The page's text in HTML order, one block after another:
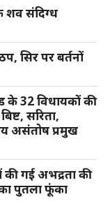
शव संदिग्ध
सिर पर बर्तनों
के 32 विधायकों की
सरिता,
असंतोष प्रमुख
की गई अभद्रता की
का पुतला फूंका